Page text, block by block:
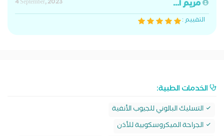
مريم أ...
4 September, 2023
التقييم :
الخدمات الطبية:
التسليك البالوني للجيوب الأنفية
الجراحة الميكروسكوبية للأذن